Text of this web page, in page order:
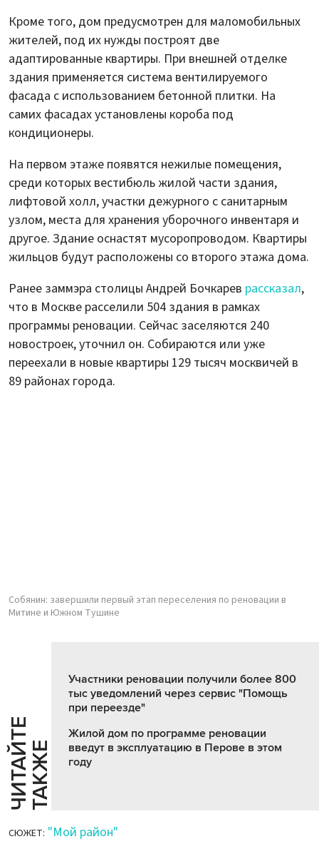
Кроме того, дом предусмотрен для маломобильных
жителей, под их нужды построят две
адаптированные квартиры. При внешней отделке
здания применяется система вентилируемого
фасада с использованием бетонной плитки. На
самих фасадах установлены короба под
кондиционеры.
На первом этаже появятся нежилые помещения,
среди которых вестибюль жилой части здания,
лифтовой холл, участки дежурного с санитарным
узлом, места для хранения уборочного инвентаря и
другое. Здание оснастят мусоропроводом. Квартиры
жильцов будут расположены со второго этажа дома.
Ранее заммэра столицы Андрей Бочкарев рассказал,
что в Москве расселили 504 здания в рамках
программы реновации. Сейчас заселяются 240
новостроек, уточнил он. Собираются или уже
переехали в новые квартиры 129 тысяч москвичей в
89 районах города.
Собянин: завершили первый этап переселения по реновации в
Митине и Южном Тушине
Ч
И
Т
АЙ
Т
Е
Т
А
К
ЖЕ
Участники реновации получили более 800
тыс уведомлений через сервис "Помощь
при переезде"
Жилой дом по программе реновации
введут в эксплуатацию в Перове в этом
году
СЮЖЕТ: "Мой район"